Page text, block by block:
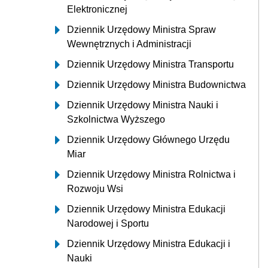
Elektronicznej
Dziennik Urzędowy Ministra Spraw
Wewnętrznych i Administracji
Dziennik Urzędowy Ministra Transportu
Dziennik Urzędowy Ministra Budownictwa
Dziennik Urzędowy Ministra Nauki i
Szkolnictwa Wyższego
Dziennik Urzędowy Głównego Urzędu
Miar
Dziennik Urzędowy Ministra Rolnictwa i
Rozwoju Wsi
Dziennik Urzędowy Ministra Edukacji
Narodowej i Sportu
Dziennik Urzędowy Ministra Edukacji i
Nauki